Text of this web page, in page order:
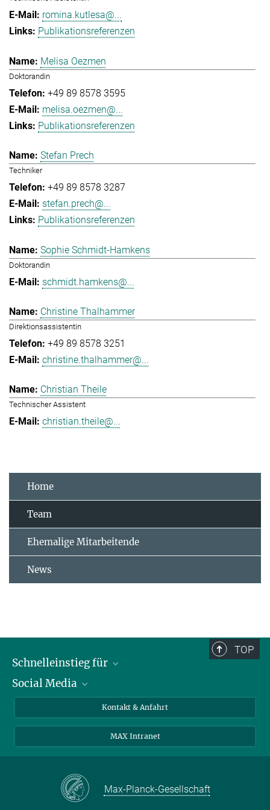
romina.kutlesa@...
Publikationsreferenzen
Melisa Oezmen
Doktorandin
+49 89 8578 3595
melisa.oezmen@...
Publikationsreferenzen
Stefan Prech
Techniker
+49 89 8578 3287
stefan.prech@...
Publikationsreferenzen
Sophie Schmidt-Hamkens
Doktorandin
schmidt.hamkens@...
Christine Thalhammer
Direktionsassistentin
+49 89 8578 3251
christine.thalhammer@...
Christian Theile
Technischer Assistent
christian.theile@...
Home
Team
Ehemalige Mitarbeitende
News
TOP
Schnelleinstieg für
Journalist*innen
Bewerbende
Schüler*innen und Lehrkräfte
Social Media
Instagram
LinkedIn
Facebook
Kontakt & Anfahrt
MAX Intranet
Max-Planck-Gesellschaft